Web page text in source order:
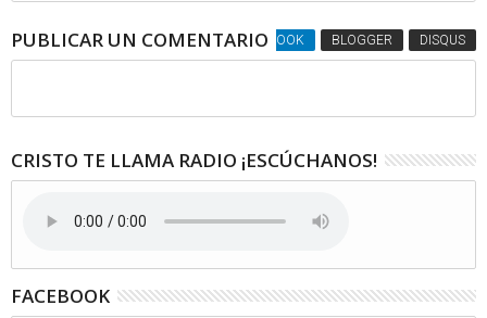
PUBLICAR UN COMENTARIOFACEBOOK BLOGGER DISQUS
CRISTO TE LLAMA RADIO ¡ESCÚCHANOS!
FACEBOOK